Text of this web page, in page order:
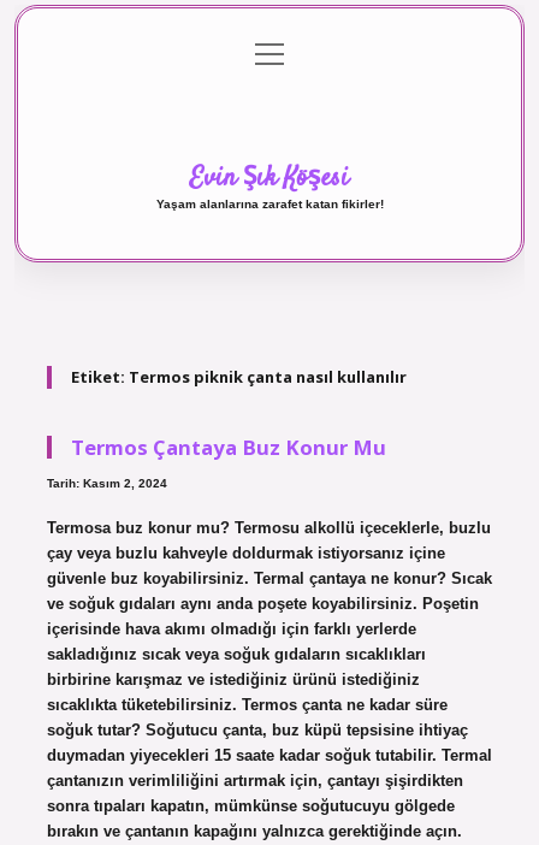
Gizlilik Politikası
menüyü
aç
Evin Şık Köşesi
Yaşam alanlarına zarafet katan fikirler!
Etiket: Termos piknik çanta nasıl kullanılır
Termos Çantaya Buz Konur Mu
Tarih: Kasım 2, 2024
Termosa buz konur mu? Termosu alkollü içeceklerle, buzlu
çay veya buzlu kahveyle doldurmak istiyorsanız içine
güvenle buz koyabilirsiniz. Termal çantaya ne konur? Sıcak
ve soğuk gıdaları aynı anda poşete koyabilirsiniz. Poşetin
içerisinde hava akımı olmadığı için farklı yerlerde
sakladığınız sıcak veya soğuk gıdaların sıcaklıkları
birbirine karışmaz ve istediğiniz ürünü istediğiniz
sıcaklıkta tüketebilirsiniz. Termos çanta ne kadar süre
soğuk tutar? Soğutucu çanta, buz küpü tepsisine ihtiyaç
duymadan yiyecekleri 15 saate kadar soğuk tutabilir. Termal
çantanızın verimliliğini artırmak için, çantayı şişirdikten
sonra tıpaları kapatın, mümkünse soğutucuyu gölgede
bırakın ve çantanın kapağını yalnızca gerektiğinde açın.